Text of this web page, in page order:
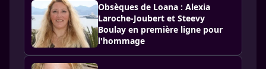
Obsèques de Loana : Alexia
Laroche-Joubert et Steevy
Boulay en première ligne pour
l'hommage